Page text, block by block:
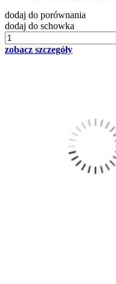
dodaj do porównania
dodaj do schowka
zobacz szczegóły